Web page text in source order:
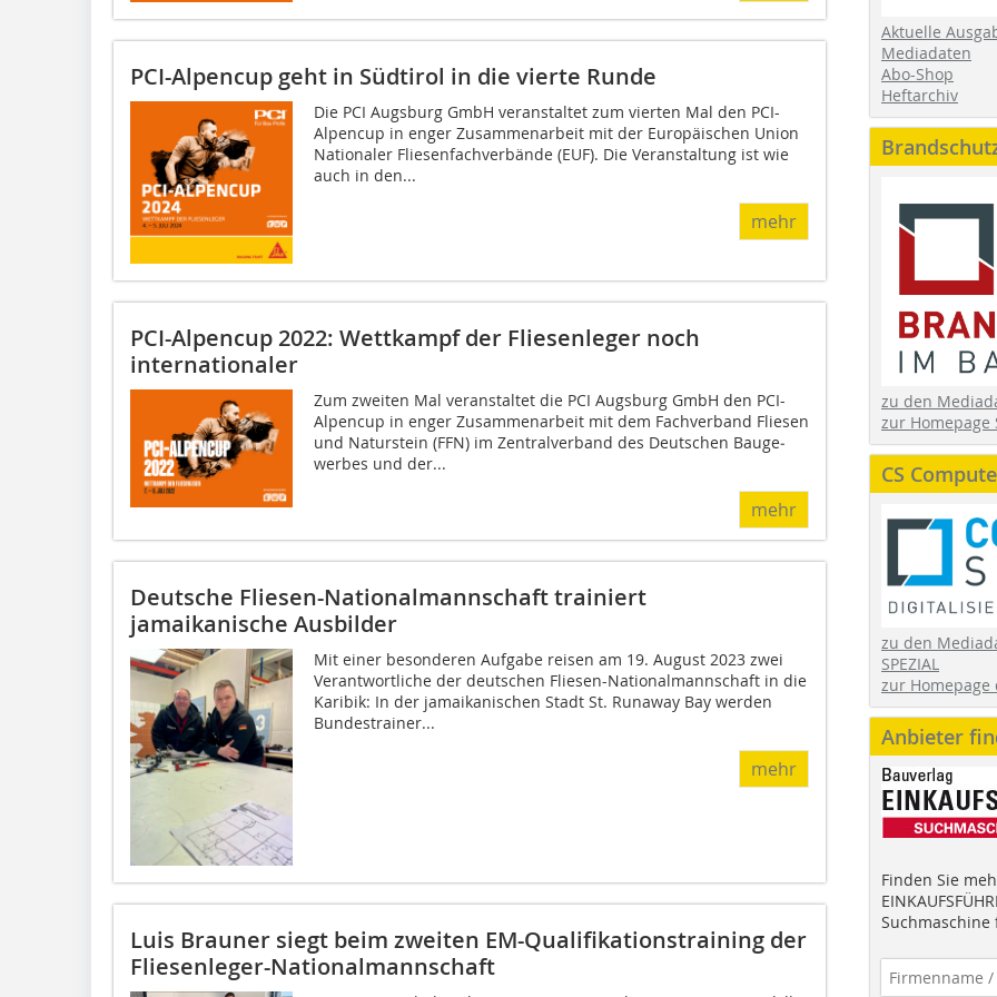
PCI-Alpencup geht in Südtirol in die vierte Runde
Die PCI Augsburg GmbH veranstaltet zum vierten Mal den PCI-
Alpencup in enger Zusammenarbeit mit der Europäischen Union
Nationaler Fliesenfachverbände (EUF). Die Veranstaltung ist wie
auch in den...
mehr
PCI-Alpencup 2022: Wettkampf der Fliesen­leger noch
internationaler
Zum zweiten Mal veranstaltet die PCI Augsburg GmbH den PCI-
Alpencup in enger Zusammenarbeit mit dem Fachverband Fliesen
und Naturstein (FFN) im Zentralverband des Deutschen Bauge­
werbes und der...
mehr
Deutsche Fliesen-Nationalmannschaft trainiert
jamaikanische Ausbilder
Mit einer besonderen Aufgabe reisen am 19. August 2023 zwei
Verantwortliche der deutschen Fliesen-Nationalmannschaft in die
Karibik: In der jamaikanischen Stadt St. Runaway Bay werden
Bundestrainer...
mehr
Luis Brauner siegt beim zweiten EM-Qualifikationstrai­ning der
Fliesenleger-Nationalmannschaft
Aktuelle
Mediadaten
Abo-Shop
Heftarchiv
zu den
zur
CS
zu den
SPEZIAL
zur Homepage
Anbieter
Finden Sie